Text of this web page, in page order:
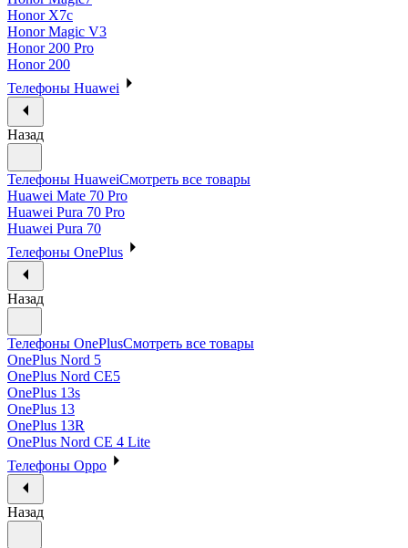
Honor X7c
Honor Magic V3
Honor 200 Pro
Honor 200
Телефоны Huawei
Назад
Телефоны HuaweiСмотреть все товары
Huawei Mate 70 Pro
Huawei Pura 70 Pro
Huawei Pura 70
Телефоны OnePlus
Назад
Телефоны OnePlusСмотреть все товары
OnePlus Nord 5
OnePlus Nord CE5
OnePlus 13s
OnePlus 13
OnePlus 13R
OnePlus Nord CE 4 Lite
Телефоны Oppo
Назад